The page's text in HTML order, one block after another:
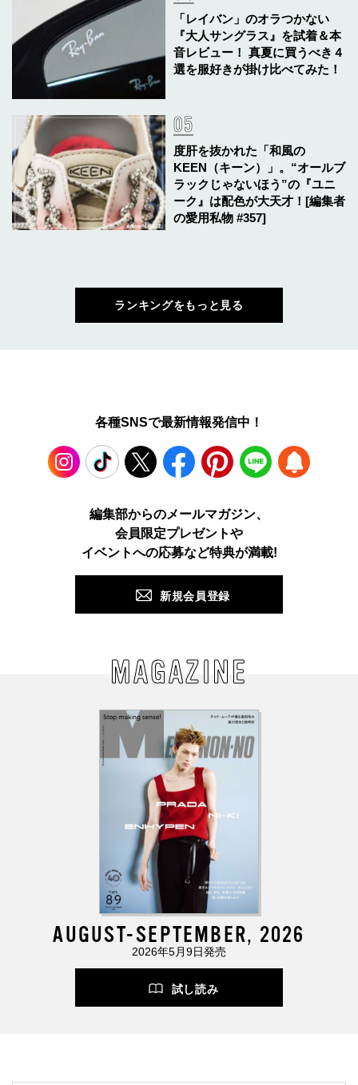
「レイバン」のオラつかない
『大人サングラス』を試着＆本
音レビュー！ 真夏に買うべき４
選を服好きが掛け比べてみた！
度肝を抜かれた「和風の
KEEN（キーン）」。“オールブ
ラックじゃないほう”の『ユニ
ーク』は配色が大天才！[編集者
の愛用私物 #357]
ランキングをもっと見る
各種SNSで最新情報発信中！
TikTok X Facebook Pinterest LINE
編集部からのメールマガジン、
会員限定プレゼントや
イベントへの応募など特典が満載!
新規会員登録
MAGAZINE
AUGUST-SEPTEMBER, 2026
2026年5月9日発売
試し読み